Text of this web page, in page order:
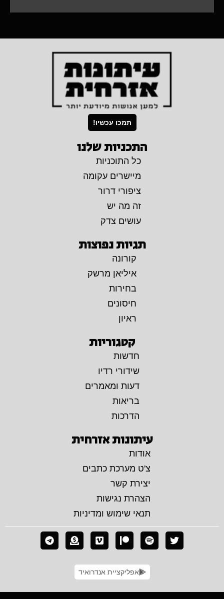
תמכו עכשיו!
התכניות שלנו
כל התוכניות
מיישרים עקומה
ציפורי דרור
זה מה יש
עושים צדק
תגיות נפוצות
קורונה
איליאן מרשק
בחירות
חיסונים
ראיון
קטגוריות
חדשות
שידורי רדיו
דעות ומאמרים
בריאות
הדרכות
עיתונות אזרחית
אודות
צ'ט מערכת כתבים
יצירת קשר
הצהרת נגישות
תנאי שימוש ומדיניות
אפליקציית אנדרואיד